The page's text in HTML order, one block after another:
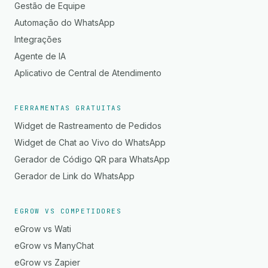
Gestão de Equipe
Automação do WhatsApp
Integrações
Agente de IA
Aplicativo de Central de Atendimento
FERRAMENTAS GRATUITAS
Widget de Rastreamento de Pedidos
Widget de Chat ao Vivo do WhatsApp
Gerador de Código QR para WhatsApp
Gerador de Link do WhatsApp
EGROW VS COMPETIDORES
eGrow vs Wati
eGrow vs ManyChat
eGrow vs Zapier